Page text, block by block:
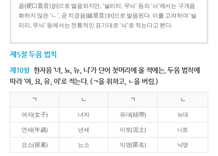
음(硬口蓋音) [ɲ]으로 발음되지만, ‘늴리리, 무늬’ 등의 ‘늬’에서는 구개음
화하지 않은 ‘ㄴ’, 곧 치경음(齒莖音) [n]으로 발음된다. 이를 고려하여 ‘늴
리리, 무늬’ 등에서는 전통적인 표기대로 ‘늬’로 적는다고 본다.
제5절 두음 법칙
제10항 한자음 ‘녀, 뇨, 뉴, 니’가 단어 첫머리에 올 적에는, 두음 법칙에
따라 ‘여, 요, 유, 이’로 적는다. (ㄱ을 취하고, ㄴ을 버림.)
ㄱ ㄴ ㄱ ㄴ
여자(女子) 녀자 유대(紐帶) 뉴대
연세(年歲) 년세 이토(泥土) 니토
요소(尿素) 뇨소 익명(匿名) 닉명